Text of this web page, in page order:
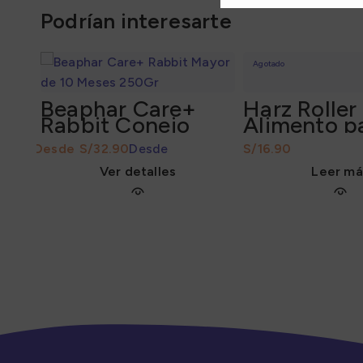
Podrían interesarte
Beaphar Care+
Rabbit Conejo
Adulto Desde
S/32.90
Ver detalles
Agotado
Harz
Alimento
Periquitos
S/16.90
Leer